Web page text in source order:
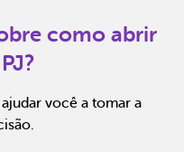
como abrir
você a tomar a